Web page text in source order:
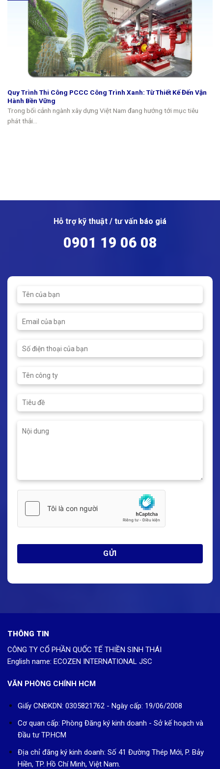
Quy Trình Thi Công PCCC Công Trình Xanh: Từ Thiết Kế Đến Vận
Hành Bền Vững
Trong bối cảnh ngành xây dựng Việt Nam đang hướng tới mục tiêu
phát thải...
Hỗ trợ kỹ thuật / tư vấn báo giá
0901 19 06 08
THÔNG TIN
CÔNG TY CỔ PHẦN QUỐC TẾ THIỀN SINH THÁI
English name: ECOZEN INTERNATIONAL JSC
VĂN PHÒNG CHÍNH HCM
Giấy CNĐKDN: 0305821762 - Ngày cấp: 19/06/2008
Cơ quan cấp: Phòng Đăng ký kinh doanh - Sở kế hoạch và
Đầu tư TP.HCM
Địa chỉ đăng ký kinh doanh: Số 41 Đường Thép Mới, P. Bảy
Hiền, TP. Hồ Chí Minh, Việt Nam.